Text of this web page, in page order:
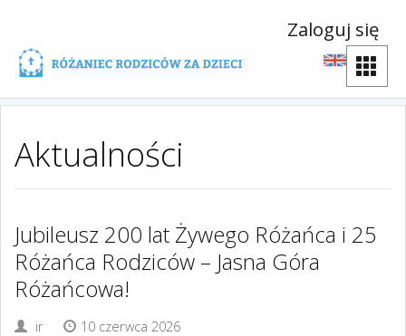
Zaloguj się
Aktualności
Jubileusz 200 lat Żywego Różańca i 25
Różańca Rodziców – Jasna Góra
Różańcowa!
ir 10 czerwca 2026